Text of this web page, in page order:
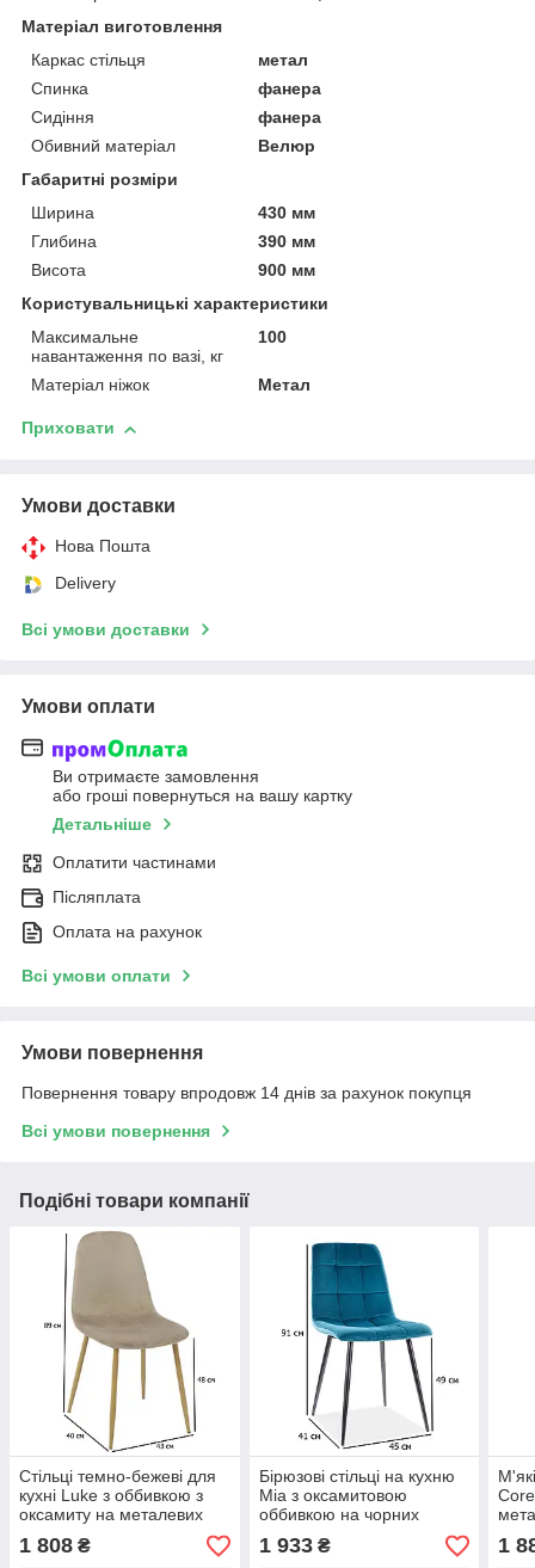
Матеріал виготовлення
Каркас стільця
метал
Спинка
фанера
Сидіння
фанера
Обивний матеріал
Велюр
Габаритні розміри
Ширина
430 мм
Глибина
390 мм
Висота
900 мм
Користувальницькі характеристики
Максимальне
навантаження по вазі, кг
100
Матеріал ніжок Метал
Приховати
Умови доставки
Нова Пошта
Delivery
Всі умови доставки
Умови оплати
Ви отримаєте замовлення
або гроші повернуться на вашу картку
Детальніше
Оплатити частинами
Післяплата
Оплата на рахунок
Всі умови оплати
Умови повернення
Повернення товару впродовж 14 днів за рахунок покупця
Всі умови повернення
Подібні товари компанії
Стільці темно-бежеві для
кухні Luke з оббивкою з
оксамиту на металевих
ніжках кольору дуб
1 808 ₴
Бірюзові стільці на кухню
Mia з оксамитовою
оббивкою на чорних
металевих ніжках
1 933₴ 1